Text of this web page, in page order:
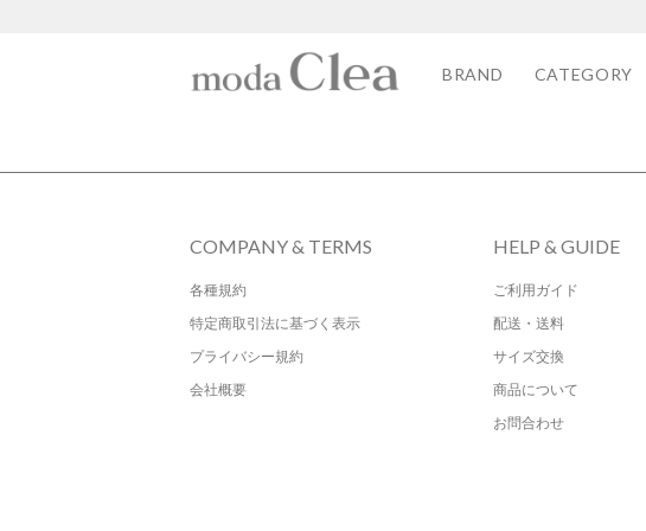
BRAND CATEGORY
COMPANY & TERMS
各種規約
特定商取引法に基づく表示
プライバシー規約
会社概要
HELP & GUIDE
ご利用ガイド
配送・送料
サイズ交換
商品について
お問合わせ